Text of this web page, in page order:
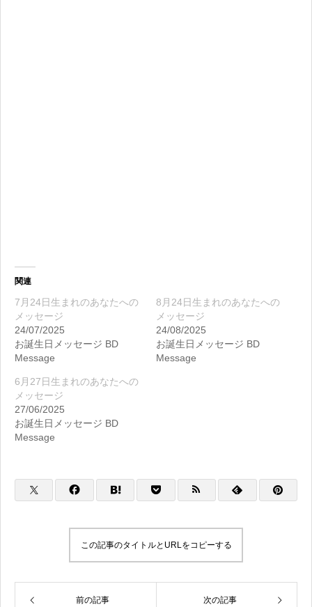
関連
7月24日生まれのあなたへの
メッセージ
24/07/2025
お誕生日メッセージ BD
Message
8月24日生まれのあなたへの
メッセージ
24/08/2025
お誕生日メッセージ BD
Message
6月27日生まれのあなたへの
メッセージ
27/06/2025
お誕生日メッセージ BD
Message
この記事のタイトルとURLをコピーする
前の記事 次の記事